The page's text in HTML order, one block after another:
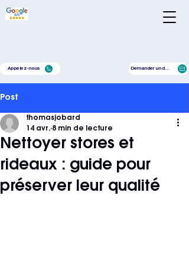
Demander un devis
Appelez-nous
Post
Nettoyer stores et
rideaux : guide pour
préserver leur qualité
thomasjobard
14 avr. 8 min de lecture